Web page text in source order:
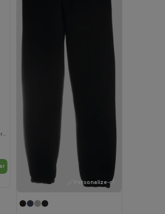
OLIMPICO Calções Com Contraste Para Adulto
Personalize-o!